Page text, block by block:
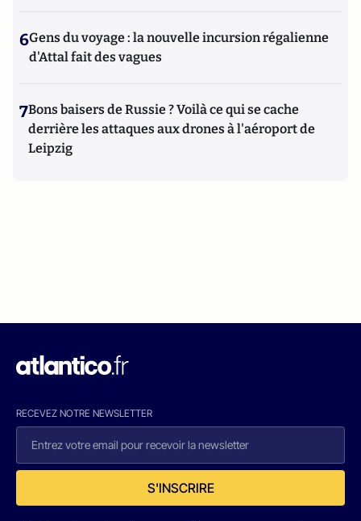
6Gens du voyage : la nouvelle incursion régalienne
d'Attal fait des vagues
7Bons baisers de Russie ? Voilà ce qui se cache
derrière les attaques aux drones à l'aéroport de
Leipzig
RECEVEZ NOTRE NEWSLETTER
S'INSCRIRE